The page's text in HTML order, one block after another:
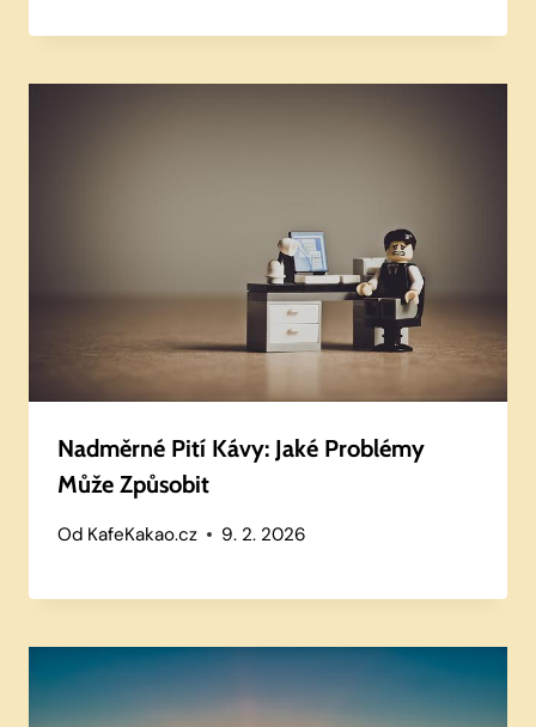
Nadměrné Pití Kávy: Jaké Problémy
Může Způsobit
Od KafeKakao.cz 9. 2. 2026